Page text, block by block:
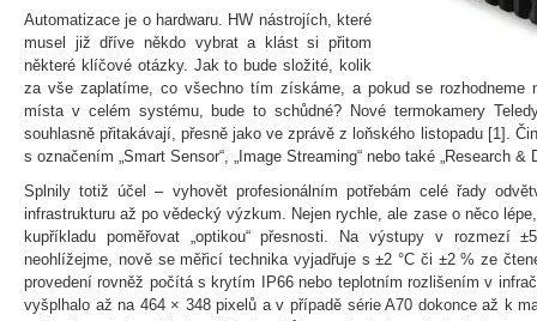
Automatizace je o hardwaru. HW nástrojích, které
musel již dříve někdo vybrat a klást si přitom
některé klíčové otázky. Jak to bude složité, kolik
za vše zaplatíme, co všechno tím získáme, a pokud se rozhodneme
místa v celém systému, bude to schůdné? Nové termokamery
souhlasně přitakávají, přesně jako ve zprávě z loňského listopadu [1].
s označením „Smart Sensor“, „Image Streaming“ nebo také „Research &
Splnily totiž účel – vyhovět profesionálním potřebám celé řady
infrastrukturu až po vědecký výzkum. Nejen rychle, ale zase o něco
kupříkladu poměřovat „optikou“ přesnosti. Na výstupy v
neohlížejme, nově se měřicí technika vyjadřuje s ±2 °C či ±2 % ze
provedení rovněž počítá s krytím IP66 nebo teplotním rozlišením v
vyšplhalo až na 464 × 348 pixelů a v případě série A70 dokonce až k